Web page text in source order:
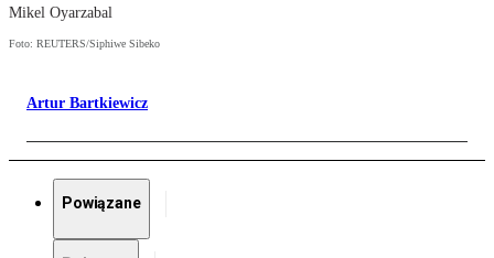
Mikel Oyarzabal
Foto: REUTERS/Siphiwe Sibeko
Artur Bartkiewicz
Powiązane